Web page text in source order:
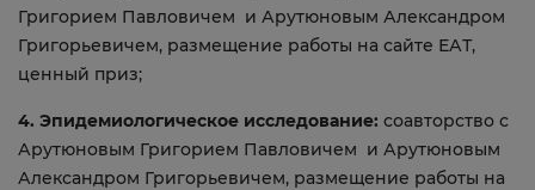
Григорием Павловичем и Арутюновым Александром
Григорьевичем, размещение работы на сайте ЕАТ,
ценный приз;
4. Эпидемиологическое исследование: соавторство с
Арутюновым Григорием Павловичем и Арутюновым
Александром Григорьевичем, размещение работы на